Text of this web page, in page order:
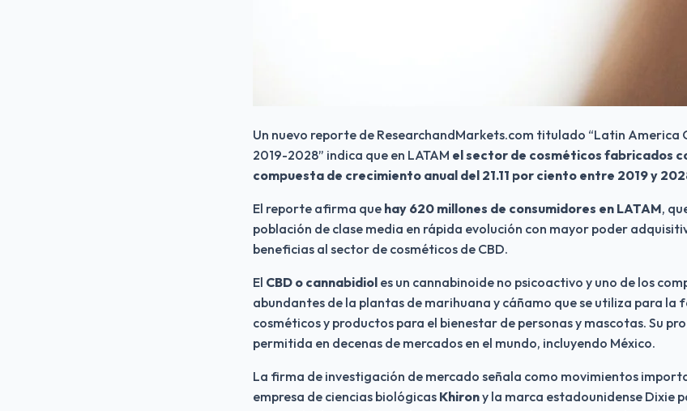
Un nuevo reporte de ResearchandMarkets.com titulado “Latin America
2019-2028” indica que en LATAM el sector de cosméticos fabricados
compuesta de crecimiento anual del 21.11 por ciento entre 2019 y
El reporte afirma que hay 620 millones de consumidores en LATAM,
población de clase media en rápida evolución con mayor poder
beneficias al sector de cosméticos de CBD.
El CBD o cannabidiol es un cannabinoide no psicoactivo y uno de los
abundantes de la plantas de marihuana y cáñamo que se utiliza para la
cosméticos y productos para el bienestar de personas y mascotas. Su
permitida en decenas de mercados en el mundo, incluyendo México.
La firma de investigación de mercado señala como movimientos
empresa de ciencias biológicas Khiron y la marca estadounidense Dixie